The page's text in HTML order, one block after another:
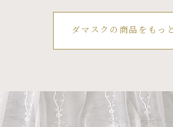
ダマスクの商品をもっ